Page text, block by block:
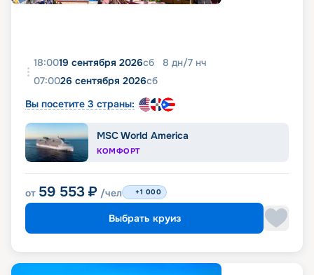
18:0019 сентября 2026сб 8 дн/7 нч
07:0026 сентября 2026сб
Вы посетите 3 страны:
MSC World America
КОМФОРТ
от 59 553 ₽ /чел +1 000
Выбрать круиз